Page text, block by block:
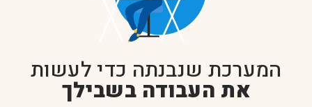
המערכת שנבנתה כדי לעשות
את העבודה בשבילך